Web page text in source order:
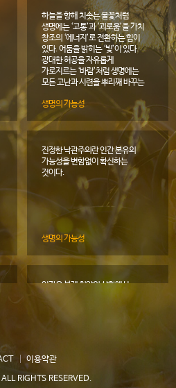
하늘을 향해 치솟는 불꽃처럼
생명에는 ‘고통’과 ‘괴로움’을 가치
창조의 ‘에너지’로 전환하는 힘이
있다. 어둠을 밝히는 ‘빛’이 있다.
광대한 허공을 자유롭게
가로지르는 ‘바람’처럼 생명에는
모든 고난과 시련을 뿌리째 바꾸는
모든 더러움과 때를 씻어낼 수
있다. 그리고 생명은 초목을
지탱하는 위대한 대지(大地)와
같이 자애의 힘으로 모든 사람을
차별 없이 포용한다.
생명의 가능성
진정한 낙관주의란 인간 본유의
가능성을 변함없이 확신하는
것이다.
생명의 가능성
인간은 본래 최악의 상황에서
갖고 있다.
생명의 가능성
이용약관
RIGHTS RESERVED.